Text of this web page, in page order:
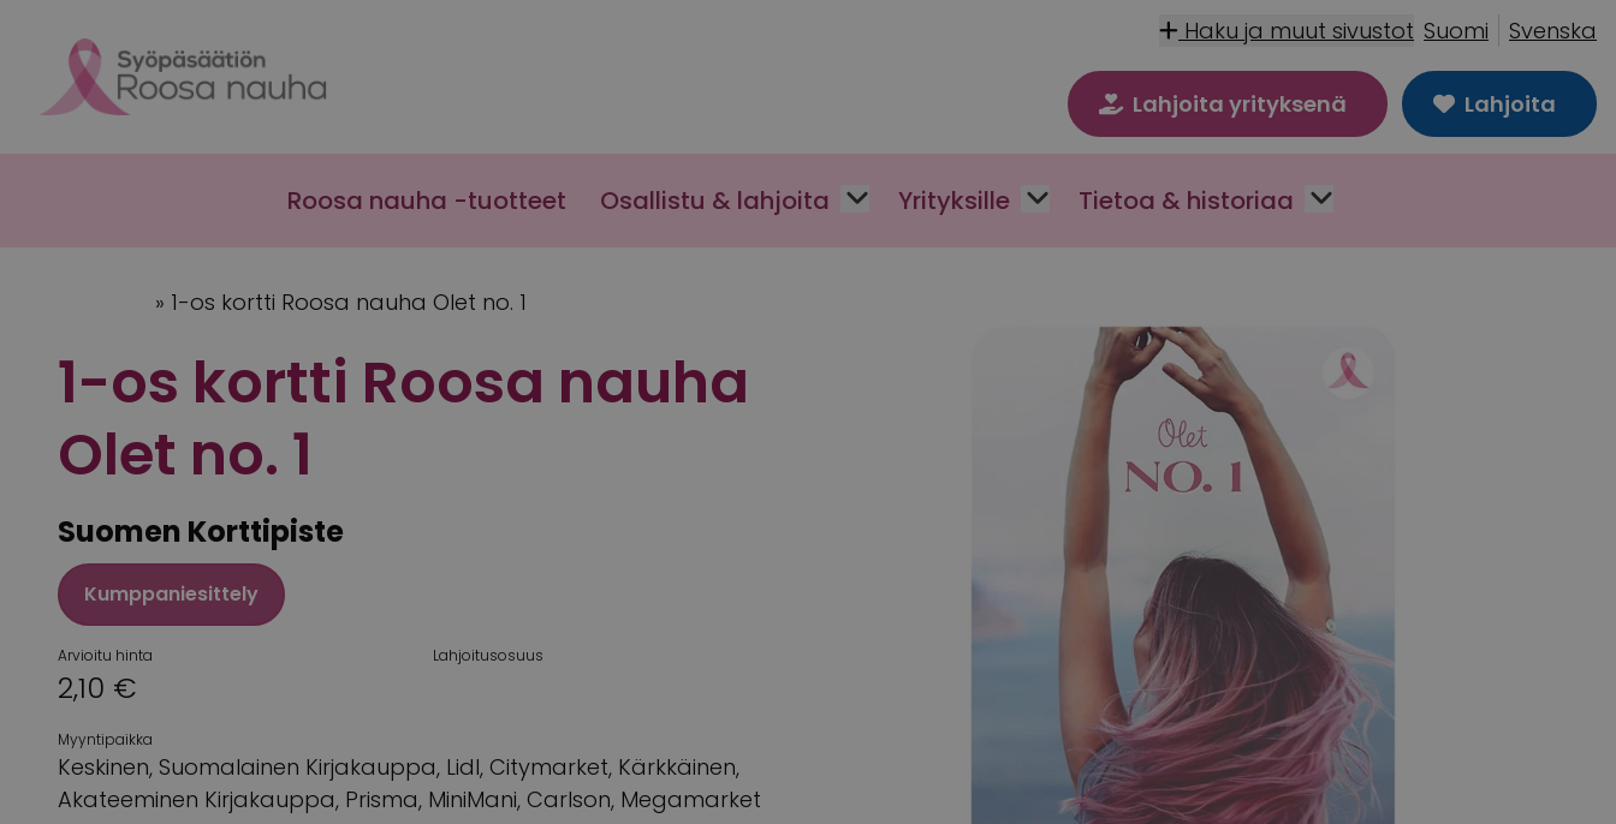
Haku ja muut sivustot Suomi Svenska
Lahjoita yrityksenä Lahjoita
Roosa nauha -tuotteet Osallistu & lahjoita Yrityksille Tietoa & historiaa
» 1-os kortti Roosa nauha Olet no. 1
1-os kortti Roosa nauha
Olet no. 1
Suomen Korttipiste
Kumppaniesittely
Arvioitu hinta
2,10 €
Lahjoitusosuus
Myyntipaikka
Keskinen, Suomalainen Kirjakauppa, Lidl, Citymarket, Kärkkäinen,
Akateeminen Kirjakauppa, Prisma, MiniMani, Carlson, Megamarket